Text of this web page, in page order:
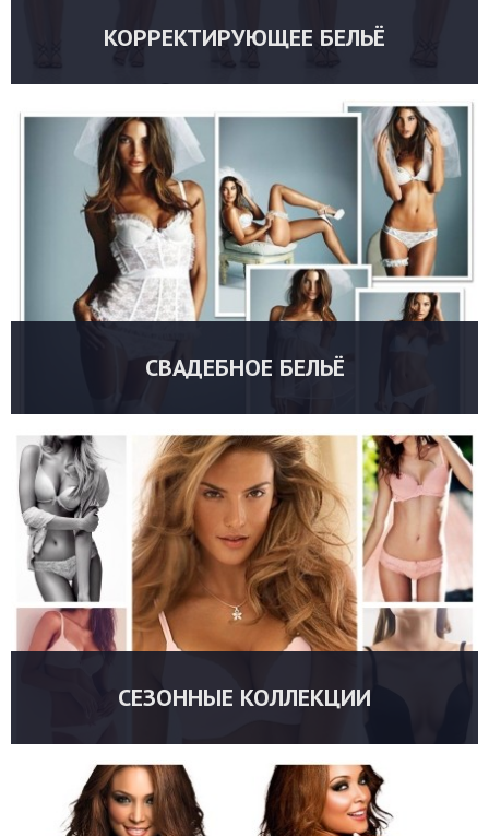
КОРРЕКТИРУЮЩЕЕ БЕЛЬЁ
УТОЧНИТЬ ЦЕНУ
СВАДЕБНОЕ БЕЛЬЁ
УТОЧНИТЬ ЦЕНУ
СЕЗОННЫЕ КОЛЛЕКЦИИ
УТОЧНИТЬ ЦЕНУ